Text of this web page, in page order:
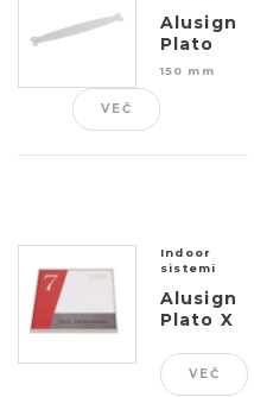
Alusign
Plato
zaključek
150 mm
VEČ
Indoor
sistemi
Alusign
Plato X
VEČ